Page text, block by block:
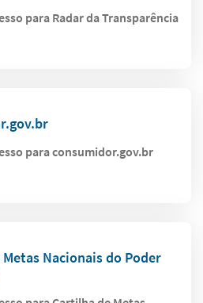
para Radar da Transparência
para consumidor.gov.br
Nacionais do Poder